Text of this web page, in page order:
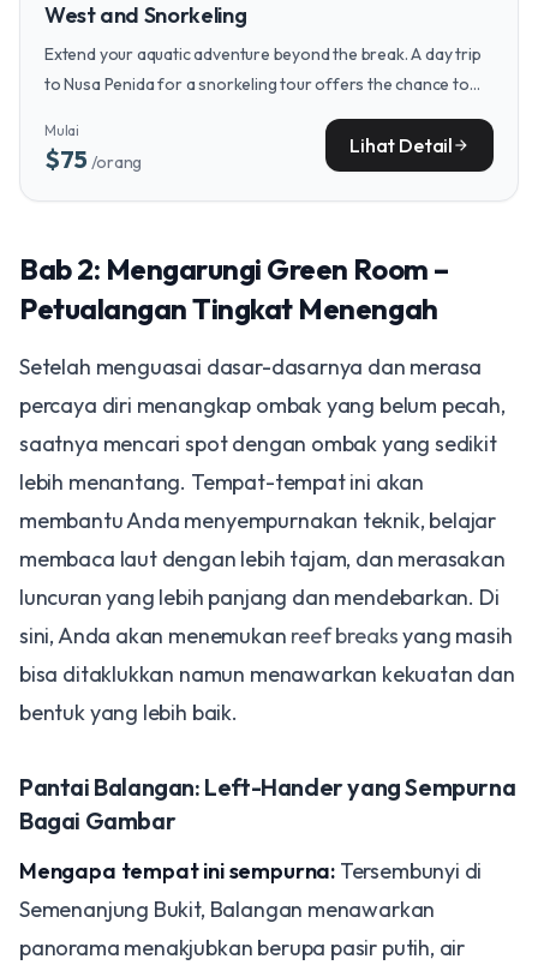
West and Snorkeling
Extend your aquatic adventure beyond the break. A day trip
to Nusa Penida for a snorkeling tour offers the chance to
swim alongside majestic manta rays in some of Bali's most
pristine waters.
Mulai
$75/orang
Lihat Detail arrow_forward
Bab 2: Mengarungi Green Room –
Petualangan Tingkat Menengah
Setelah menguasai dasar-dasarnya dan merasa
percaya diri menangkap ombak yang belum pecah,
saatnya mencari spot dengan ombak yang sedikit
lebih menantang. Tempat-tempat ini akan
membantu Anda menyempurnakan teknik, belajar
membaca laut dengan lebih tajam, dan merasakan
luncuran yang lebih panjang dan mendebarkan. Di
sini, Anda akan menemukan reef breaksyang masih
bisa ditaklukkan namun menawarkan kekuatan dan
bentuk yang lebih baik.
Pantai Balangan: Left-Hander yang Sempurna
Bagai Gambar
Mengapa tempat ini sempurna:Tersembunyi di
Semenanjung Bukit, Balangan menawarkan
panorama menakjubkan berupa pasir putih, air